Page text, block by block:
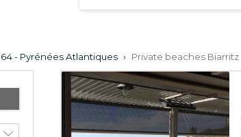
64 - Pyrénées Atlantiques › Private beaches Biarritz